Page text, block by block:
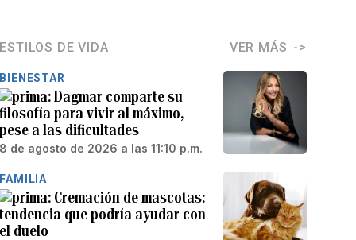
ESTILOS DE VIDA VER MÁS
BIENESTAR
Dagmar comparte su
filosofía para vivir al máximo,
pese a las dificultades
8 de agosto de 2026 a las 11:10 p.m.
FAMILIA
Cremación de mascotas:
tendencia que podría ayudar con
el duelo